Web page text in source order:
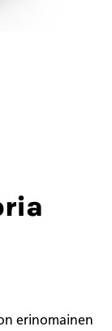
erinomainen